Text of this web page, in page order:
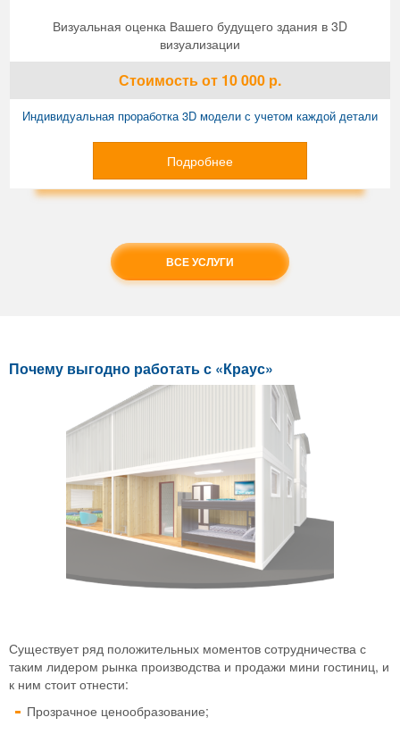
Визуальная оценка Вашего будущего здания в 3D
визуализации
Стоимостьот 10 000 р.
Индивидуальная проработка 3D модели с учетом каждой детали
Подробнее
ВСЕ УСЛУГИ
Почему выгодно работать с «Краус»
Существует ряд положительных моментов сотрудничества с
таким лидером рынка производства и продажи мини гостиниц, и
к ним стоит отнести:
Прозрачное ценообразование;